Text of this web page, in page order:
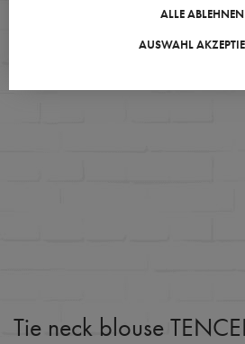
Tie neck blouse
ALLE ABLEHNEN
AUSWAHL